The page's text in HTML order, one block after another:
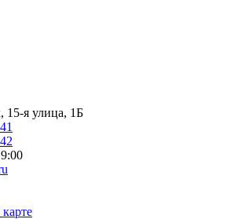
15-я улица, 1Б